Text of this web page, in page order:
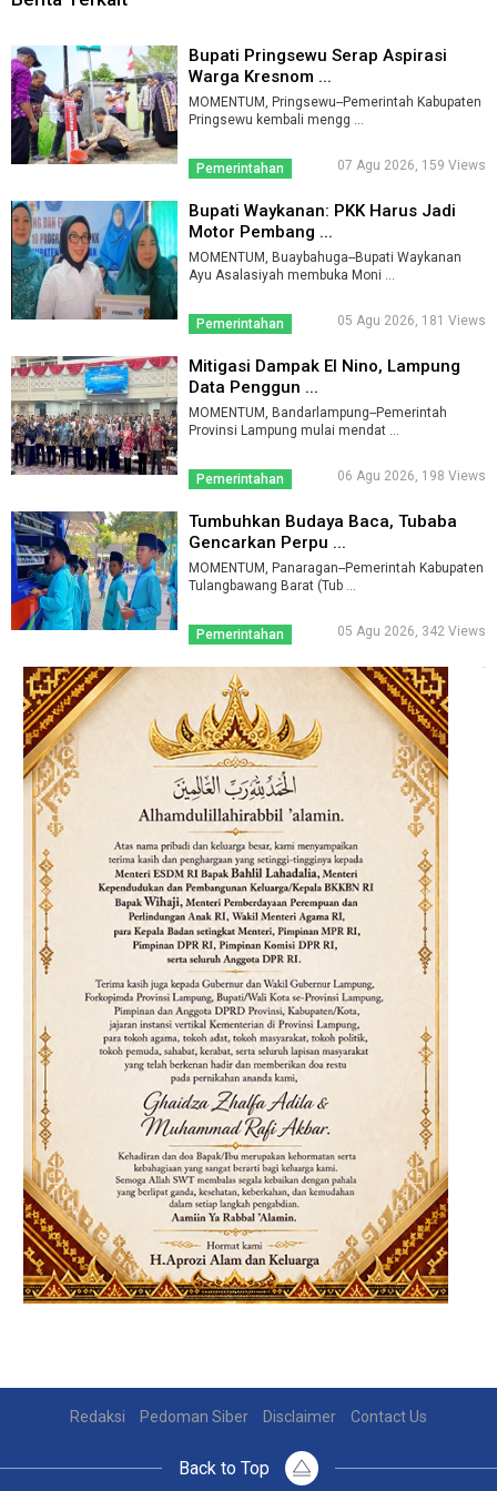
Bupati Pringsewu Serap Aspirasi
Warga Kresnom ...
MOMENTUM, Pringsewu--Pemerintah Kabupaten
Pringsewu kembali mengg ...
Pemerintahan 07 Agu 2026, 159 Views
Bupati Waykanan: PKK Harus Jadi
Motor Pembang ...
MOMENTUM, Buaybahuga--Bupati Waykanan
Ayu Asalasiyah membuka Moni ...
Pemerintahan 05 Agu 2026, 181 Views
Mitigasi Dampak El Nino, Lampung
Data Penggun ...
MOMENTUM, Bandarlampung--Pemerintah
Provinsi Lampung mulai mendat ...
Pemerintahan 06 Agu 2026, 198 Views
Tumbuhkan Budaya Baca, Tubaba
Gencarkan Perpu ...
MOMENTUM, Panaragan--Pemerintah Kabupaten
Tulangbawang Barat (Tub ...
Pemerintahan 05 Agu 2026, 342 Views
Redaksi Pedoman Siber Disclaimer Contact Us
Back to Top